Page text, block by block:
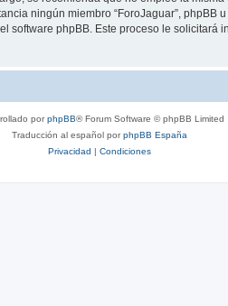
ningún miembro “ForoJaguar”,
software phpBB. Este proceso le
porphpBB® Forum Software © phpBB Limited
Traducción al español porphpBB España
Privacidad | Condiciones